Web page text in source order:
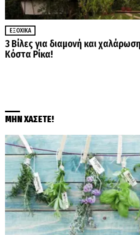
ΕΞΟΧΙΚΆ
3 Βίλες για διαμονή και
Κόστα Ρίκα!
ΜΗΝ ΧΑΣΕΤΕ!